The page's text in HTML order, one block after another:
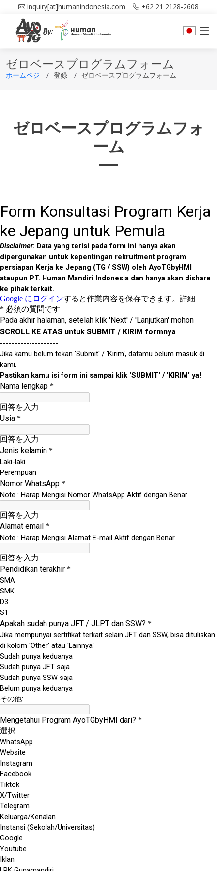
inquiry[at]humanindonesia.com +62 21 2128-2608
ゼロベースプログラムフォーム
ホームペジ 登録 ゼロベースプログラムフォーム
ゼロベースプログラムフォ
ーム